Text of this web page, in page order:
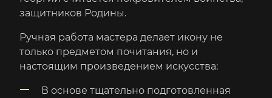
защитников Родины.
Ручная работа мастера делает икону не
только предметом почитания, но и
настоящим произведением искусства:
В основе тщательно подготовленная